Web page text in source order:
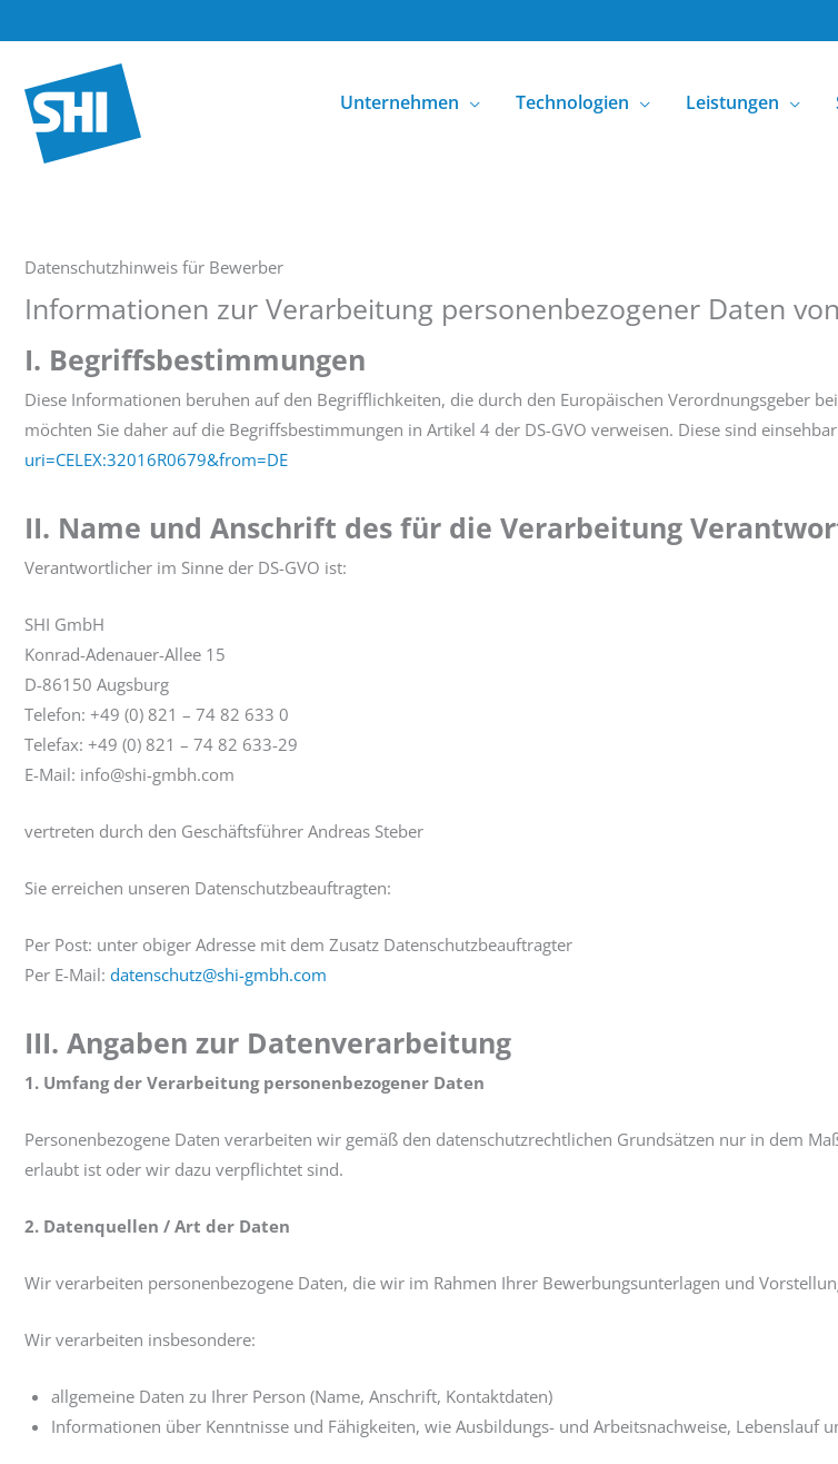
Inhalt
springen
Unternehmen Technologien Leistungen
Datenschutzhinweis für Bewerber
Informationen zur Verarbeitung personenbezogener Daten
I. Begriffsbestimmungen
Diese Informationen beruhen auf den Begrifflichkeiten, die durch den Europäischen Verordnungsgeber
möchten Sie daher auf die Begriffsbestimmungen in Artikel 4 der DS-GVO verweisen. Diese sind
uri=CELEX:32016R0679&from=DE
II. Name und Anschrift des für die Verarbeitung
Verantwortlicher im Sinne der DS-GVO ist:
SHI GmbH
Konrad-Adenauer-Allee 15
D-86150 Augsburg
Telefon: +49 (0) 821 – 74 82 633 0
Telefax: +49 (0) 821 – 74 82 633-29
E-Mail: info@shi-gmbh.com
vertreten durch den Geschäftsführer Andreas Steber
Sie erreichen unseren Datenschutzbeauftragten:
Per Post: unter obiger Adresse mit dem Zusatz Datenschutzbeauftragter
Per E-Mail: datenschutz@shi-gmbh.com
III. Angaben zur Datenverarbeitung
1. Umfang der Verarbeitung personenbezogener Daten
Personenbezogene Daten verarbeiten wir gemäß den datenschutzrechtlichen Grundsätzen nur in dem
erlaubt ist oder wir dazu verpflichtet sind.
2. Datenquellen / Art der Daten
Wir verarbeiten personenbezogene Daten, die wir im Rahmen Ihrer Bewerbungsunterlagen und
Wir verarbeiten insbesondere:
allgemeine Daten zu Ihrer Person (Name, Anschrift, Kontaktdaten)
Informationen über Kenntnisse und Fähigkeiten, wie Ausbildungs- und Arbeitsnachweise, Lebenslauf